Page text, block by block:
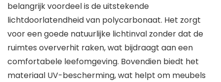
belangrijk voordeel is de uitstekende
lichtdoorlatendheid van polycarbonaat. Het zorgt
voor een goede natuurlijke lichtinval zonder dat de
ruimtes oververhit raken, wat bijdraagt aan een
comfortabele leefomgeving. Bovendien biedt het
materiaal UV-bescherming, wat helpt om meubels